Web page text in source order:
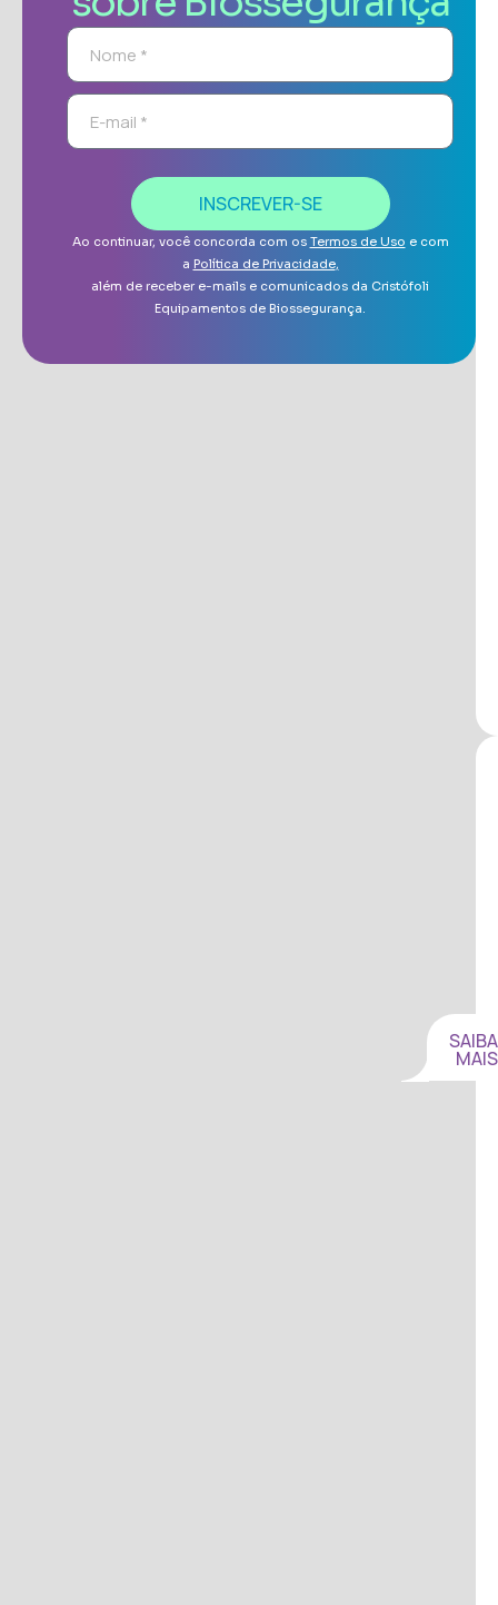
INSCREVER-SE
Ao continuar, você concorda com os Termos de Uso e com
a Política de Privacidade,
além de receber e-mails e comunicados da Cristófoli
Equipamentos de Biossegurança.
SAIBA
MAIS